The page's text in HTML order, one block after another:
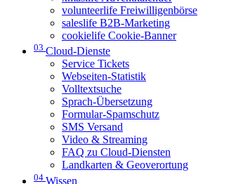
volunteerlife Freiwilligenbörse
saleslife B2B-Marketing
cookielife Cookie-Banner
03 Cloud-Dienste
Service Tickets
Webseiten-Statistik
Volltextsuche
Sprach-Übersetzung
Formular-Spamschutz
SMS Versand
Video & Streaming
FAQ zu Cloud-Diensten
Landkarten & Geoverortung
04 Wissen